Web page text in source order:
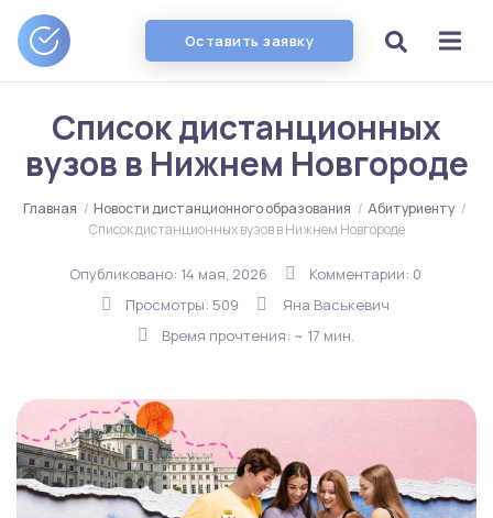
Оставить заявку
Список дистанционных
вузов в Нижнем Новгороде
Главная / Новости дистанционного образования / Абитуриенту /
Список дистанционных вузов в Нижнем Новгороде
Опубликовано: 14 мая, 2026
Комментарии: 0
Просмотры: 509
Яна Васькевич
Время прочтения: ~ 17 мин.